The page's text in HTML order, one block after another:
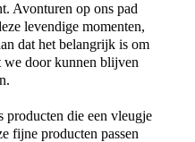
Avonturen op ons pad
levendige momenten,
dat het belangrijk is om
we door kunnen blijven
producten die een vleugje
fijne producten passen